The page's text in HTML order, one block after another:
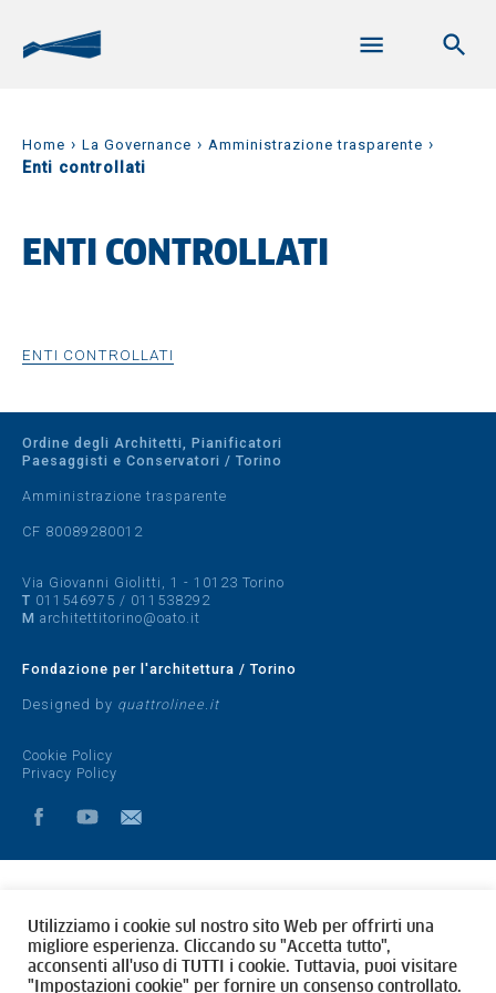
Home › La Governance › Amministrazione trasparente ›
Enti controllati
ENTI CONTROLLATI
ENTI CONTROLLATI
Ordine degli Architetti, Pianificatori
Paesaggisti e Conservatori / Torino
Amministrazione trasparente
CF 80089280012
Via Giovanni Giolitti, 1 - 10123 Torino
T 011546975 / 011538292
M architettitorino@oato.it
Fondazione per l'architettura / Torino
Designed by quattrolinee.it
Cookie Policy
Privacy Policy
Utilizziamo i cookie sul nostro sito Web per offrirti una
migliore esperienza. Cliccando su "Accetta tutto",
acconsenti all'uso di TUTTI i cookie. Tuttavia, puoi visitare
"Impostazioni cookie" per fornire un consenso controllato.